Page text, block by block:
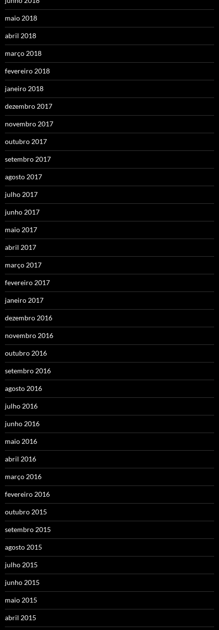
maio 2018
abril 2018
março 2018
fevereiro 2018
janeiro 2018
dezembro 2017
novembro 2017
outubro 2017
setembro 2017
agosto 2017
julho 2017
junho 2017
maio 2017
abril 2017
março 2017
fevereiro 2017
janeiro 2017
dezembro 2016
novembro 2016
outubro 2016
setembro 2016
agosto 2016
julho 2016
junho 2016
maio 2016
abril 2016
março 2016
fevereiro 2016
outubro 2015
setembro 2015
agosto 2015
julho 2015
junho 2015
maio 2015
abril 2015